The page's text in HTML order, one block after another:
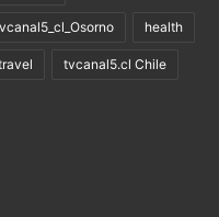
health
tvcanal5.cl Chile